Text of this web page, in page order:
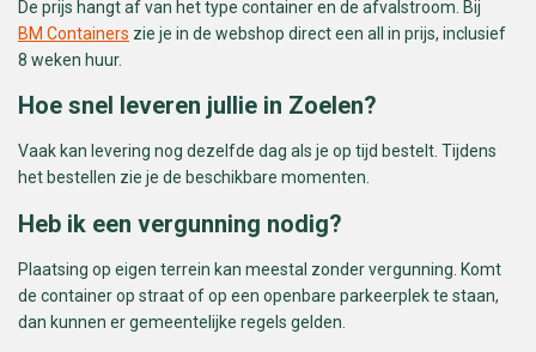
De prijs hangt af van het type container en de afvalstroom. Bij
BM Containers zie je in de webshop direct een all in prijs, inclusief
8 weken huur.
Hoe snel leveren jullie in Zoelen?
Vaak kan levering nog dezelfde dag als je op tijd bestelt. Tijdens
het bestellen zie je de beschikbare momenten.
Heb ik een vergunning nodig?
Plaatsing op eigen terrein kan meestal zonder vergunning. Komt
de container op straat of op een openbare parkeerplek te staan,
dan kunnen er gemeentelijke regels gelden.